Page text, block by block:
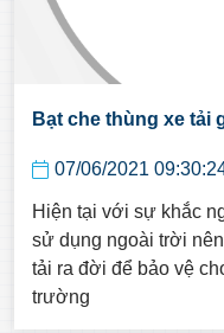
Bạt che thùng xe tải
07/06/2021
Hiện tại với sự khắc
sử dụng ngoài trời
tải ra đời để bảo vệ
trường